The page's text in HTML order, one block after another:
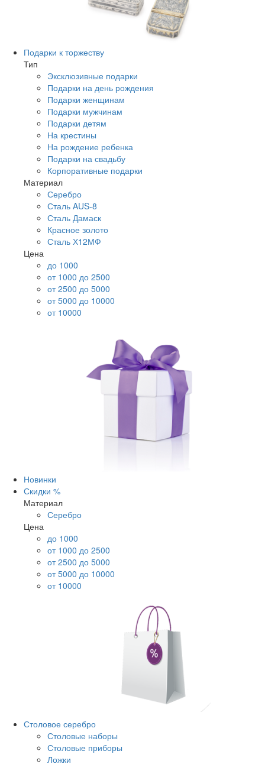
Подарки к торжеству
Тип
Эксклюзивные подарки
Подарки на день рождения
Подарки женщинам
Подарки мужчинам
Подарки детям
На крестины
На рождение ребенка
Подарки на свадьбу
Корпоративные подарки
Материал
Серебро
Сталь AUS-8
Сталь Дамаск
Красное золото
Сталь Х12МФ
Цена
до 1000
от 1000 до 2500
от 2500 до 5000
от 5000 до 10000
от 10000
Новинки
Скидки %
Материал
Серебро
Цена
до 1000
от 1000 до 2500
от 2500 до 5000
от 5000 до 10000
от 10000
Столовое серебро
Столовые наборы
Столовые приборы
Ложки